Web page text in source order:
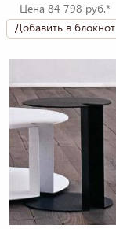
Цена 84 798 руб.*
Добавить в блокнот